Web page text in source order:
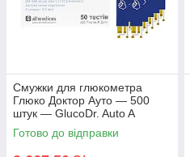
Смужки для глюкометра
Глюко Доктор Ауто — 500
штук — GlucoDr. Auto A
Готово до відправки